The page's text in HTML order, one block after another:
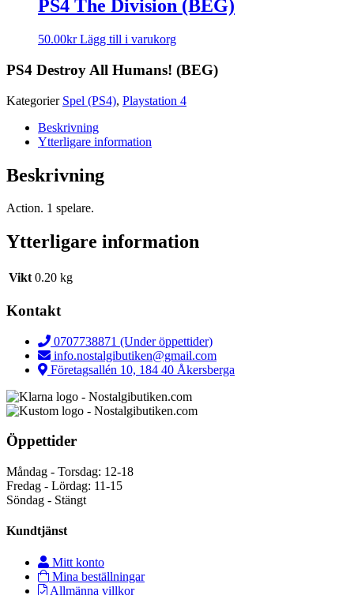
PS4 The Division (BEG)
50.00kr Lägg till i varukorg
PS4 Destroy All Humans! (BEG)
Kategorier Spel (PS4), Playstation 4
Beskrivning
Ytterligare information
Beskrivning
Action. 1 spelare.
Ytterligare information
Vikt 0.20 kg
Kontakt
0707738871 (Under öppettider)
info.nostalgibutiken@gmail.com
Företagsallén 10, 184 40 Åkersberga
Öppettider
Måndag - Torsdag: 12-18
Fredag - Lördag: 11-15
Söndag - Stängt
Kundtjänst
Mitt konto
Mina beställningar
Allmänna villkor